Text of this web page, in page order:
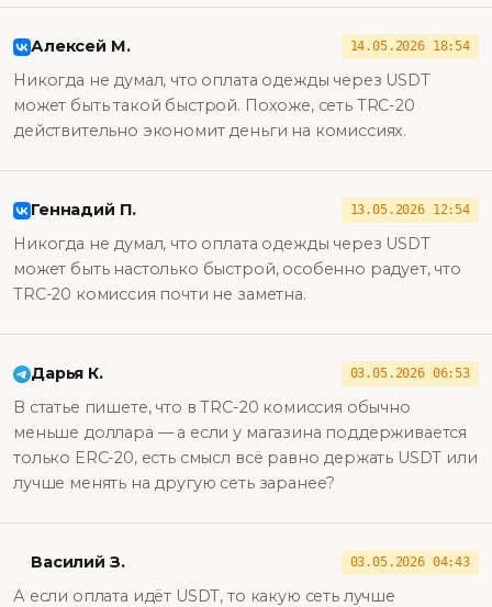
Алексей М. 14.05.2026 18:54
Никогда не думал, что оплата одежды через USDT
может быть такой быстрой. Похоже, сеть TRC-20
действительно экономит деньги на комиссиях.
Геннадий П. 13.05.2026 12:54
Никогда не думал, что оплата одежды через USDT
может быть настолько быстрой, особенно радует, что
TRC-20 комиссия почти не заметна.
Дарья К. 03.05.2026 06:53
В статье пишете, что в TRC-20 комиссия обычно
меньше доллара — а если у магазина поддерживается
только ERC-20, есть смысл всё равно держать USDT или
лучше менять на другую сеть заранее?
Василий З. 03.05.2026 04:43
А если оплата идёт USDT, то какую сеть лучше